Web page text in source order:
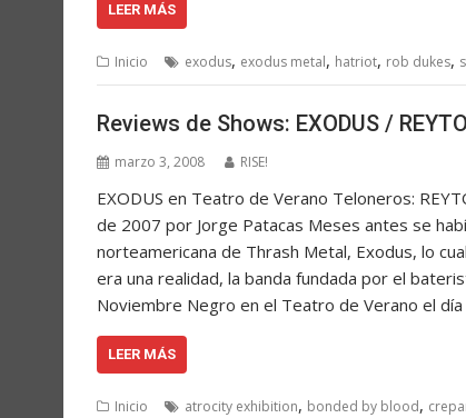
LEER MÁS
Inicio exodus, exodus metal, hatriot, rob dukes,
Reviews de Shows: EXODUS /
marzo 3, 2008 RISE!
EXODUS en Teatro de Verano Teloneros:
de 2007 por Jorge Patacas Meses antes se
norteamericana de Thrash Metal, Exodus, lo
era una realidad, la banda fundada por el
Noviembre Negro en el Teatro de Verano el
LEER MÁS
Inicio atrocity exhibition, bonded by blood,